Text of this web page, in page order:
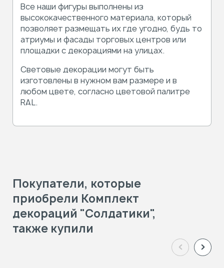
Все наши фигуры выполнены из
высококачественного материала, который
позволяет размещать их где угодно, будь то
атриумы и фасады торговых центров или
площадки с декорациями на улицах.
Световые декорации могут быть
изготовлены в нужном вам размере и в
любом цвете, согласно цветовой палитре
RAL.
Покупатели, которые
приобрели Комплект
декораций "Солдатики",
также купили